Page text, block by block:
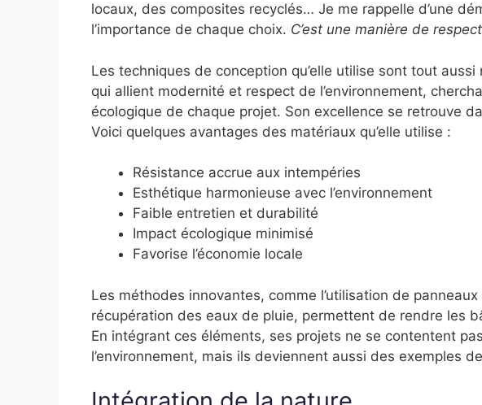
locaux, des composites recyclés… Je me rappelle d’une
l’importance de chaque choix. C’est une manière de
Les techniques de conception qu’elle utilise sont tout
qui allient modernité et respect de l’environnement,
écologique de chaque projet. Son excellence se retrouve
Voici quelques avantages des matériaux qu’elle utilise :
Résistance accrue aux intempéries
Esthétique harmonieuse avec l’environnement
Faible entretien et durabilité
Impact écologique minimisé
Favorise l’économie locale
Les méthodes innovantes, comme l’utilisation de
récupération des eaux de pluie, permettent de rendre les
En intégrant ces éléments, ses projets ne se contentent
l’environnement, mais ils deviennent aussi des exemples